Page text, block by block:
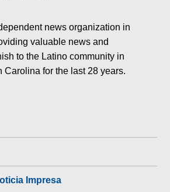
news organization in
valuable news and
to the Latino community in
Carolina for the last 28 years.
Impresa